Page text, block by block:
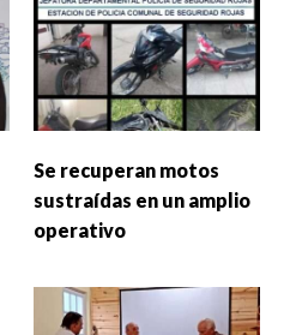
Se recuperan motos
sustraídas en un amplio
operativo